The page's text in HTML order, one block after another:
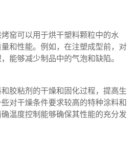
窑可以用于烘干塑料颗粒中的水
和性能。例如，在注塑成型前，对
能够减少制品中的气泡和缺陷。
胶粘剂的干燥和固化过程，提高生
对干燥条件要求较高的特种涂料和
温度控制能够确保其性能的充分发